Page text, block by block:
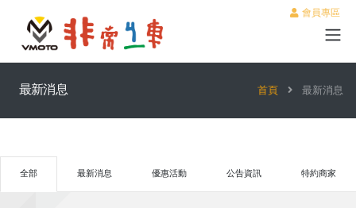
會員專區
最新消息 首頁 最新消息
全部 最新消息 優惠活動 公告資訊 特約商家